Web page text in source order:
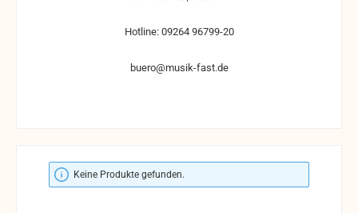
Hotline: 09264 96799-20
buero@musik-fast.de
Keine Produkte gefunden.